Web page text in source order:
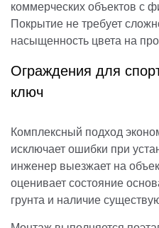
коммерческих объектов с
Покрытие не требует
насыщенность цвета на
Ограждения для
ключ
Комплексный подход
исключает ошибки при
инженер выезжает на
оценивает состояние
грунта и наличие